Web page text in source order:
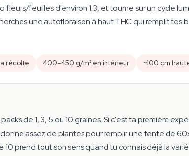
fleurs/feuilles d'environ 1:3, et tourne sur un cycle
une autofloraison à haut THC qui remplit tes
récolte 400–450 g/m² en intérieur ~100 cm
de 1, 3, 5 ou 10 graines. Si c'est ta première
assez de plantes pour remplir une tente de
10 prend tout son sens quand tu connais déjà la